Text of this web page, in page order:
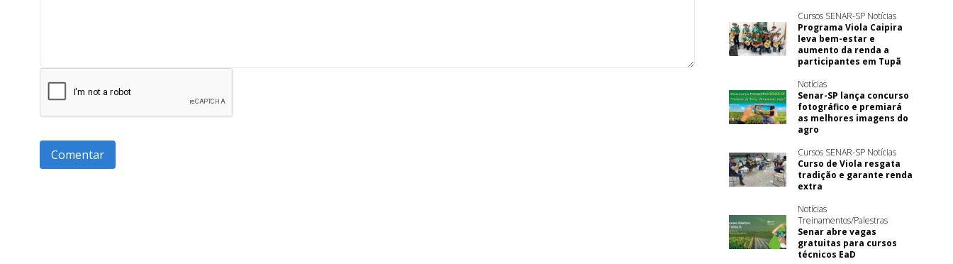
Cursos SENAR-SP Notícias
Programa Viola Caipira
leva bem-estar e
aumento da renda a
participantes em Tupã
Notícias
Senar-SP lança concurso
fotográfico e premiará
as melhores imagens do
agro
Cursos SENAR-SP Notícias
Curso de Viola resgata
tradição e garante renda
extra
Notícias
Treinamentos/Palestras
Senar abre vagas
gratuitas para cursos
técnicos EaD